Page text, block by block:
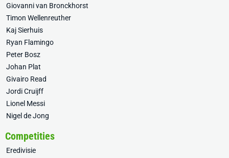
Giovanni van Bronckhorst
Timon Wellenreuther
Kaj Sierhuis
Ryan Flamingo
Peter Bosz
Johan Plat
Givairo Read
Jordi Cruijff
Lionel Messi
Nigel de Jong
Competities
Eredivisie